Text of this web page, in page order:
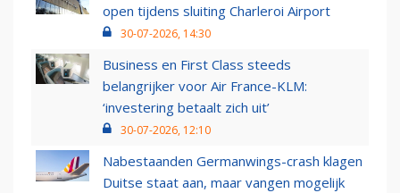
open tijdens sluiting Charleroi Airport
30-07-2026, 14:30
Business en First Class steeds
belangrijker voor Air France-KLM:
‘investering betaalt zich uit’
30-07-2026, 12:10
Nabestaanden Germanwings-crash klagen
Duitse staat aan, maar vangen mogelijk